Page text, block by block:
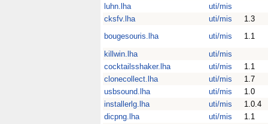
luhn.lha
uti/mis
cksfv.lha
uti/mis
1.3
bougesouris.lha
uti/mis
1.1
killwin.lha
uti/mis
cocktailsshaker.lha
uti/mis
1.1
clonecollect.lha
uti/mis
1.7
usbsound.lha
uti/mis
1.0
installerlg.lha
uti/mis
1.0.4
dicpng.lha
uti/mis
1.1